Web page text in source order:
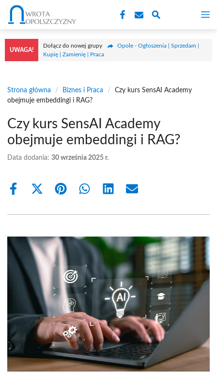
Przejdź
treści
UWAGA!
Dołącz do nowej grupy
Opole - Ogłoszenia | Sprzedam |
Kupię | Zamienię | Praca
Strona główna / Biznes i Praca /
Czy kurs SensAI Academy
obejmuje embeddingi i RAG?
Czy kurs SensAI Academy
obejmuje embeddingi i RAG?
Data dodania: 30 września 2025 r.
Share
Share
(Twitter)
Share Share Share Share